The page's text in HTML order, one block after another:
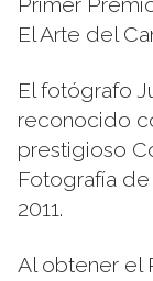
El Arte del
El fotógrafo
reconocido
prestigioso
Fotografía
2011.
Al obtener el